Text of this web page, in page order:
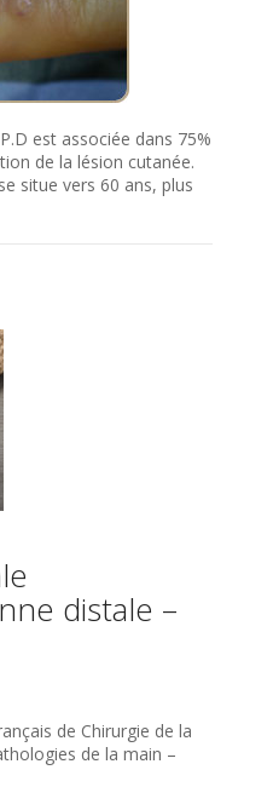
est associée dans 75%
de la lésion cutanée.
situe vers 60 ans, plus
distale –
de Chirurgie de la
de la main –